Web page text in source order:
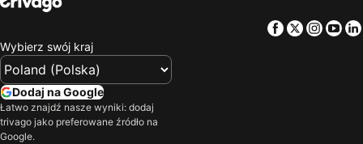
Facebook
Twitter
Wybierz swój kraj
Dodaj na Google
Łatwo znajdź nasze wyniki: dodaj
trivago jako preferowane źródło na
Google.